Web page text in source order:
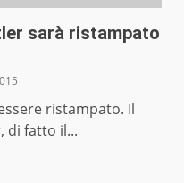
sarà ristampato
ristampato. Il
di fatto il...